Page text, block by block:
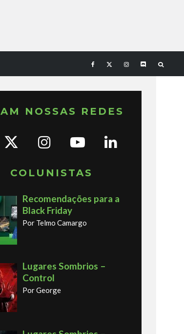
NOSSAS REDES
COLUNISTAS
Recomendações para a
Black Friday
Por Telmo Camargo
Lugares Sombrios –
Control
Por George